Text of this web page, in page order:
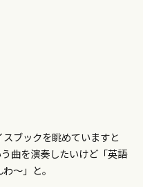
ブックを眺めていますと
曲を演奏したいけど「英語
～」と。